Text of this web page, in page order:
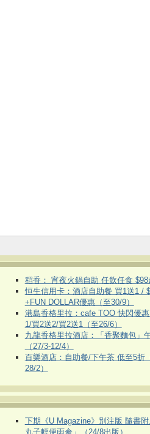
稻香： 宵夜火鍋自助 任飲任食 $98
恒生信用卡：酒店自助餐 買1送1 /
+FUN DOLLAR優惠（至30/9）
港島香格里拉：cafe TOO 快閃優
1/買2送2/買2送1（至26/6）
九龍香格里拉酒店：「香聚麵包」
（27/3-12/4）
百樂酒店：自助餐/下午茶 低至5折
28/2）
下期《U Magazine》別注版 隨書
丸子輕便雨傘」（24/8出版）